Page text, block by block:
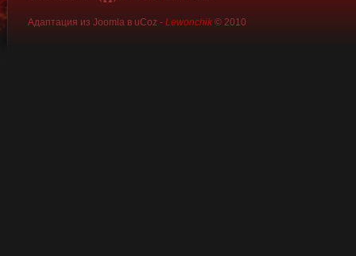
Адаптация из Joomla в uCoz - Lewonchik© 2010